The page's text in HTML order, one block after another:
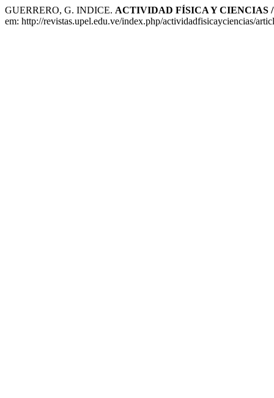
GUERRERO, G. INDICE. ACTIVIDAD FÍSICA Y CIENCIAS
em: http://revistas.upel.edu.ve/index.php/actividadfisicayciencias/